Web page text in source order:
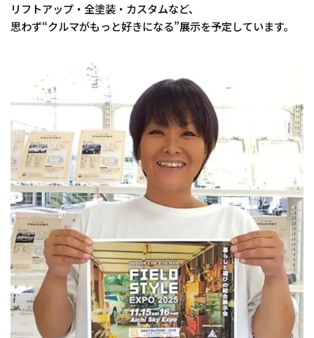
リフトアップ・全塗装・カスタムなど、
思わず“クルマがもっと好きになる”展示を予定しています。